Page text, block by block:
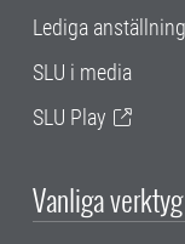
Lediga
SLU i media
SLU Play
Vanliga verktyg